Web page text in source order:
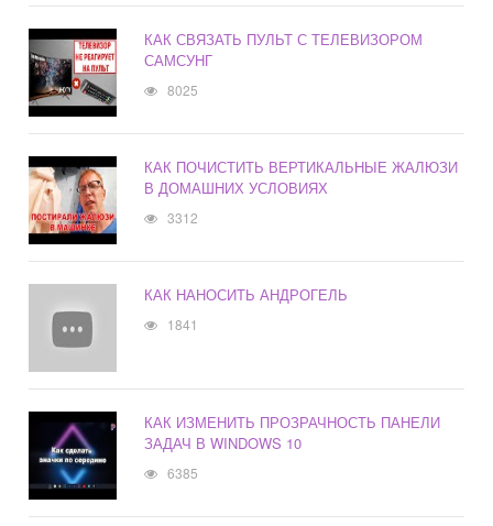
КАК СВЯЗАТЬ ПУЛЬТ С ТЕЛЕВИЗОРОМ
САМСУНГ
8025
КАК ПОЧИСТИТЬ ВЕРТИКАЛЬНЫЕ ЖАЛЮЗИ
В ДОМАШНИХ УСЛОВИЯХ
3312
КАК НАНОСИТЬ АНДРОГЕЛЬ
1841
КАК ИЗМЕНИТЬ ПРОЗРАЧНОСТЬ ПАНЕЛИ
ЗАДАЧ В WINDOWS 10
6385